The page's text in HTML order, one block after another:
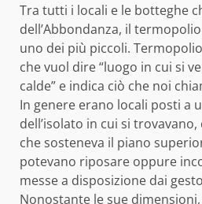
Tra tutti i locali e le botteghe
dell’Abbondanza, il
uno dei più piccoli.
che vuol dire “luogo in cui si
calde” e indica ciò che noi
In genere erano locali posti a
dell’isolato in cui si
che sosteneva il piano
potevano riposare oppure
messe a disposizione dai
Nonostante le sue